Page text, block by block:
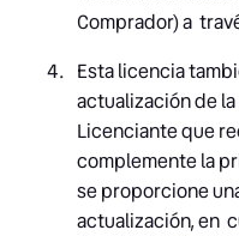
Comprador) a
Esta licencia
actualización de
Licenciante que
complemente la
se proporcione
actualización, en